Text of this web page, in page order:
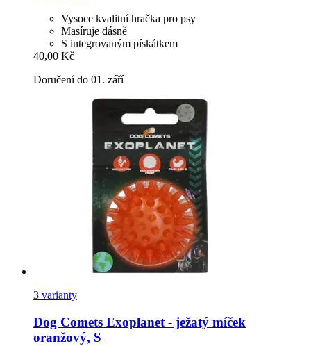
Vysoce kvalitní hračka pro psy
Masíruje dásně
S integrovaným pískátkem
40,00 Kč
Doručení do 01. září
3 varianty
Dog Comets Exoplanet -​ ježatý míček
oranžový, S